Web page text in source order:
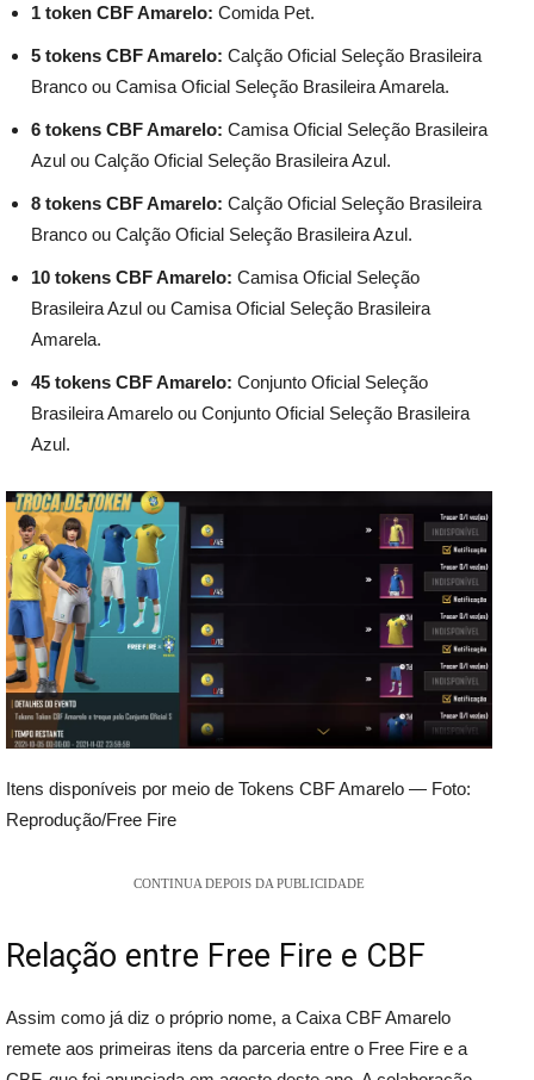
1 token CBF Amarelo: Comida Pet.
5 tokens CBF Amarelo: Calção Oficial Seleção Brasileira
Branco ou Camisa Oficial Seleção Brasileira Amarela.
6 tokens CBF Amarelo: Camisa Oficial Seleção Brasileira
Azul ou Calção Oficial Seleção Brasileira Azul.
8 tokens CBF Amarelo: Calção Oficial Seleção Brasileira
Branco ou Calção Oficial Seleção Brasileira Azul.
10 tokens CBF Amarelo: Camisa Oficial Seleção
Brasileira Azul ou Camisa Oficial Seleção Brasileira
Amarela.
45 tokens CBF Amarelo: Conjunto Oficial Seleção
Brasileira Amarelo ou Conjunto Oficial Seleção Brasileira
Azul.
Itens disponíveis por meio de Tokens CBF Amarelo — Foto:
Reprodução/Free Fire
CONTINUA DEPOIS DA PUBLICIDADE
Relação entre Free Fire e CBF
Assim como já diz o próprio nome, a Caixa CBF Amarelo
remete aos primeiras itens da parceria entre o Free Fire e a